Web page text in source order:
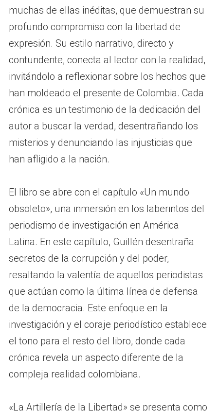
muchas de ellas inéditas, que demuestran su
profundo compromiso con la libertad de
expresión. Su estilo narrativo, directo y
contundente, conecta al lector con la realidad,
invitándolo a reflexionar sobre los hechos que
han moldeado el presente de Colombia. Cada
crónica es un testimonio de la dedicación del
autor a buscar la verdad, desentrañando los
misterios y denunciando las injusticias que
han afligido a la nación.
El libro se abre con el capítulo «Un mundo
obsoleto», una inmersión en los laberintos del
periodismo de investigación en América
Latina. En este capítulo, Guillén desentraña
secretos de la corrupción y del poder,
resaltando la valentía de aquellos periodistas
que actúan como la última línea de defensa
de la democracia. Este enfoque en la
investigación y el coraje periodístico establece
el tono para el resto del libro, donde cada
crónica revela un aspecto diferente de la
compleja realidad colombiana.
«La Artillería de la Libertad» se presenta como